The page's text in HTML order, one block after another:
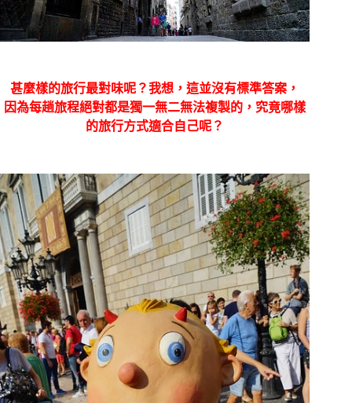
甚麼樣的旅行最對味呢？我想，這並沒有標準答案，
因為每趟旅程絕對都是獨一無二無法複製的，究竟哪樣
的旅行方式適合自己呢？